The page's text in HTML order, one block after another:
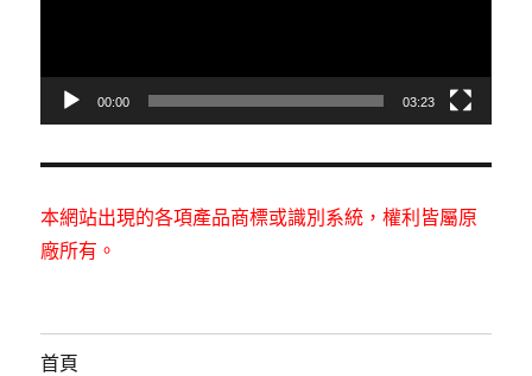
00:00 03:23
本網站出現的各項產品商標或識別系統，權利皆屬原
廠所有。
首頁